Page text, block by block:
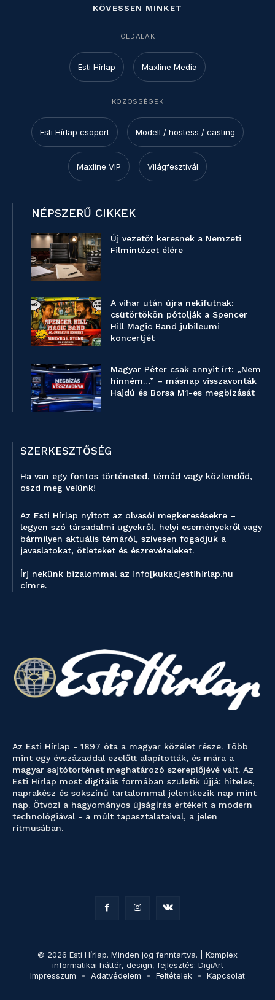
KÖVESSEN MINKET
OLDALAK
Esti Hírlap Maxline Media
KÖZÖSSÉGEK
Esti Hírlap csoport Modell / hostess / casting
Maxline VIP Világfesztivál
NÉPSZERŰ CIKKEK
Új vezetőt keresnek a Nemzeti
Filmintézet élére
A vihar után újra nekifutnak:
csütörtökön pótolják a Spencer
Hill Magic Band jubileumi
koncertjét
Magyar Péter csak annyit írt: „Nem
hinném…” – másnap visszavonták
Hajdú és Borsa M1-es megbízását
SZERKESZTŐSÉG
Ha van egy fontos történeted, témád vagy közlendőd,
oszd meg velünk!
Az Esti Hírlap nyitott az olvasói megkeresésekre –
legyen szó társadalmi ügyekről, helyi eseményekről vagy
bármilyen aktuális témáról, szívesen fogadjuk a
javaslatokat, ötleteket és észrevételeket.
Írj nekünk bizalommal az info[kukac]estihirlap.hu
címre.
Az Esti Hírlap - 1897 óta a magyar közélet része. Több
mint egy évszázaddal ezelőtt alapították, és mára a
magyar sajtótörténet meghatározó szereplőjévé vált. Az
Esti Hírlap most digitális formában születik újjá: hiteles,
naprakész és sokszínű tartalommal jelentkezik nap mint
nap. Ötvözi a hagyományos újságírás értékeit a modern
technológiával - a múlt tapasztalataival, a jelen
ritmusában.
© 2026 Esti Hírlap. Minden jog fenntartva. | Komplex
informatikai háttér, design, fejlesztés: DigiArt
Impresszum
Adatvédelem Feltételek Kapcsolat